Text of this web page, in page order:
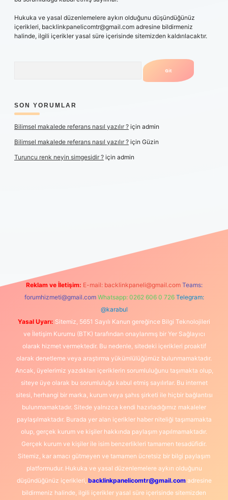
Hukuka ve yasal düzenlemelere aykırı olduğunu düşündüğünüz
içerikleri, backlinkpanelicomtr@gmail.com adresine bildirmeniz
halinde, ilgili içerikler yasal süre içerisinde sitemizden kaldırılacaktır.
SON YORUMLAR
Bilimsel makalede referans nasıl yazılır ? için admin
Bilimsel makalede referans nasıl yazılır ? için Güzin
Turuncu renk neyin simgesidir ? için admin
Reklam ve İletişim: E-mail: backlinkpaneli@gmail.com Teams:
forumhizmeti@gmail.com Whatsapp: 0262 606 0 726 Telegram:
@karabul
Yasal Uyarı: Sitemiz, 5651 Sayılı Kanun gereğince Bilgi Teknolojileri
ve İletişim Kurumu (BTK) tarafından onaylanmış bir Yer Sağlayıcı
olarak hizmet vermektedir. Bu nedenle, sitedeki içerikleri proaktif
olarak denetleme veya araştırma yükümlülüğümüz bulunmamaktadır.
Ancak, üyelerimiz yazdıkları içeriklerin sorumluluğunu taşımakta olup,
siteye üye olarak bu sorumluluğu kabul etmiş sayılırlar. Bu internet
sitesi, herhangi bir marka, kurum veya şahıs şirketi ile hiçbir bağlantısı
bulunmamaktadır. Sitede yalnızca kendi hazırladığımız makaleler
paylaşılmaktadır. Burada yer alan içerikler haber niteliği taşımamakta
olup, gerçek kurum ve kişiler hakkında paylaşım yapılmamaktadır.
Gerçek kurum ve kişiler ile isim benzerlikleri tamamen tesadüfidir.
Sitemiz, kar amacı gütmeyen ve tamamen ücretsiz bir bilgi paylaşım
platformudur. Hukuka ve yasal düzenlemelere aykırı olduğunu
düşündüğünüz içerikleri, backlinkpanelicomtr@gmail.comadresine
bildirmeniz halinde, ilgili içerikler yasal süre içerisinde sitemizden